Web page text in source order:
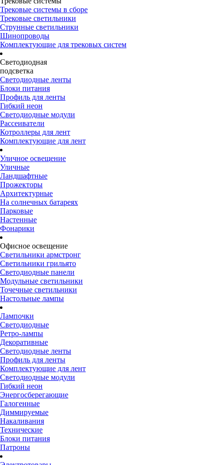
Трековые системы в сборе
Трековые светильники
Струнные светильники
Шинопроводы
Комплектующие для трековых систем
Светодиодная
подсветка
Светодиодные ленты
Блоки питания
Профиль для ленты
Гибкий неон
Светодиодные модули
Рассеиватели
Котроллеры для лент
Комплектующие для лент
Уличное освещение
Уличные
Ландшафтные
Прожекторы
Архитектурные
На солнечных батареях
Парковые
Настенные
Фонарики
Офисное освещение
Светильники армстронг
Светильники грильято
Светодиодные панели
Модульные светильники
Точечные светильники
Настольные лампы
Лампочки
Светодиодные
Ретро-лампы
Декоративные
Светодиодные ленты
Профиль для ленты
Комплектующие для лент
Светодиодные модули
Гибкий неон
Энергосберегающие
Галогенные
Диммируемые
Накаливания
Технические
Блоки питания
Патроны